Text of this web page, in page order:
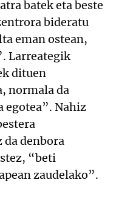
batek eta beste
bideratu
eman ostean,
Larreategik
dituen
normala da
egotea”. Nahiz
da denbora
“beti
zaudelako”.